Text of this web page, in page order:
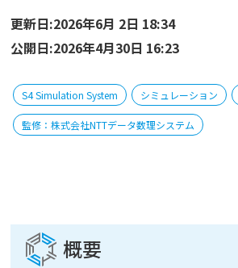
更新日:2026年6月 2日 18:34
公開日:2026年4月30日 16:23
S4 Simulation System シミュレーション
監修：株式会社NTTデータ数理システム
概要